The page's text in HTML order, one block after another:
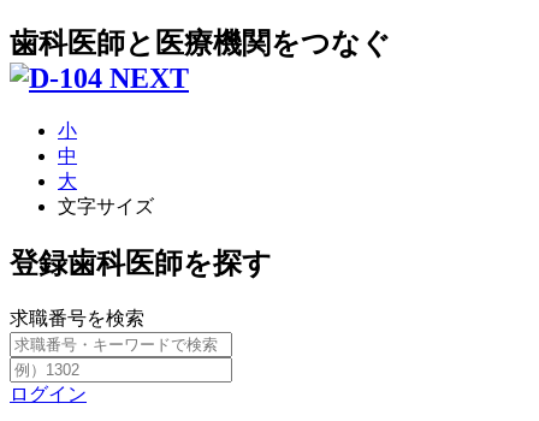
歯科医師と医療機関をつなぐ
小
中
大
文字サイズ
登録歯科医師を探す
求職番号を検索
ログイン